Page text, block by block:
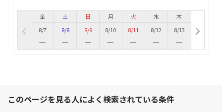
金
8/7
土
8/8
日
8/9
月
8/10
火
8/11
水
8/12
木
8/13
このページを見る人によく検索されている条件